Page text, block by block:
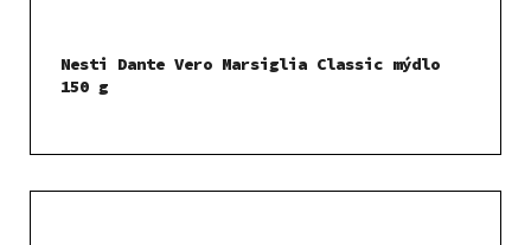
Nesti Dante Vero Marsiglia Classic mýdlo
150 g